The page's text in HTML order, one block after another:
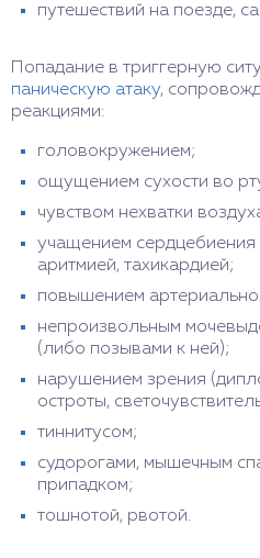
путешествий на поезде,
Попадание в триггерную
паническую атаку,
реакциями:
головокружением;
ощущением сухости во
чувством нехватки
учащением сердцебиения
аритмией, тахикардией;
повышением
непроизвольным
(либо позывами к ней);
нарушением зрения
остроты,
тиннитусом;
судорогами, мышечным
припадком;
тошнотой, рвотой.